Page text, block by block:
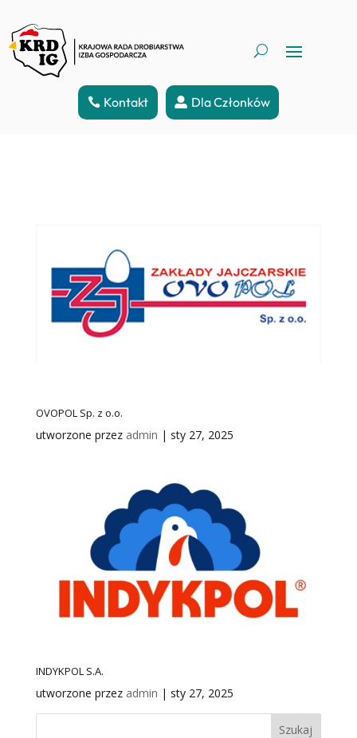
Kontakt Dla Członków
OVOPOL Sp. z o.o.
utworzone przez admin | sty 27, 2025
INDYKPOL S.A.
utworzone przez admin | sty 27, 2025
Szukaj